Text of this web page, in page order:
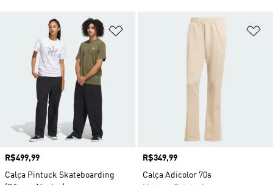
Adicionar à Lista de Desejos
Preço
R$499,99
Calça Pintuck Skateboarding
Preço
R$349,99
Calça Adicolor 70s